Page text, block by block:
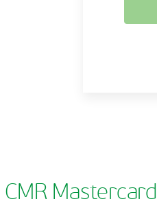
CMR Mastercard